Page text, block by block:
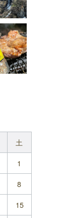
土
1
8
15